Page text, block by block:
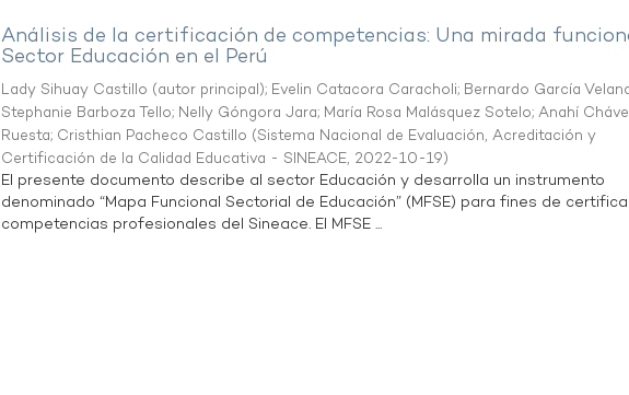
Análisis de la certificación de competencias: Una mirada
Sector Educación en el Perú
Lady Sihuay Castillo (autor principal); Evelin Catacora Caracholi; Bernardo García
Stephanie Barboza Tello; Nelly Góngora Jara; María Rosa Malásquez Sotelo;Anahí
Ruesta; Cristhian Pacheco Castillo (Sistema Nacional de Evaluación, Acreditación y
Certificación de la Calidad Educativa - SINEACE, 2022-10-19)
El presente documento describe al sector Educación y desarrolla un instrumento
denominado “Mapa Funcional Sectorial de Educación” (MFSE) para fines de
competencias profesionales del Sineace. El MFSE ...